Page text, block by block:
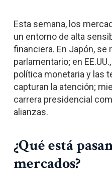
Esta semana, los
un entorno de alta
financiera. En Japón, se
parlamentario; en
política monetaria y las
capturan la atención;
carrera presidencial
alianzas.
¿Qué está
mercados?